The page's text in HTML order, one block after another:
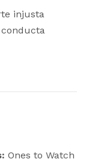
injusta
Ones to Watch